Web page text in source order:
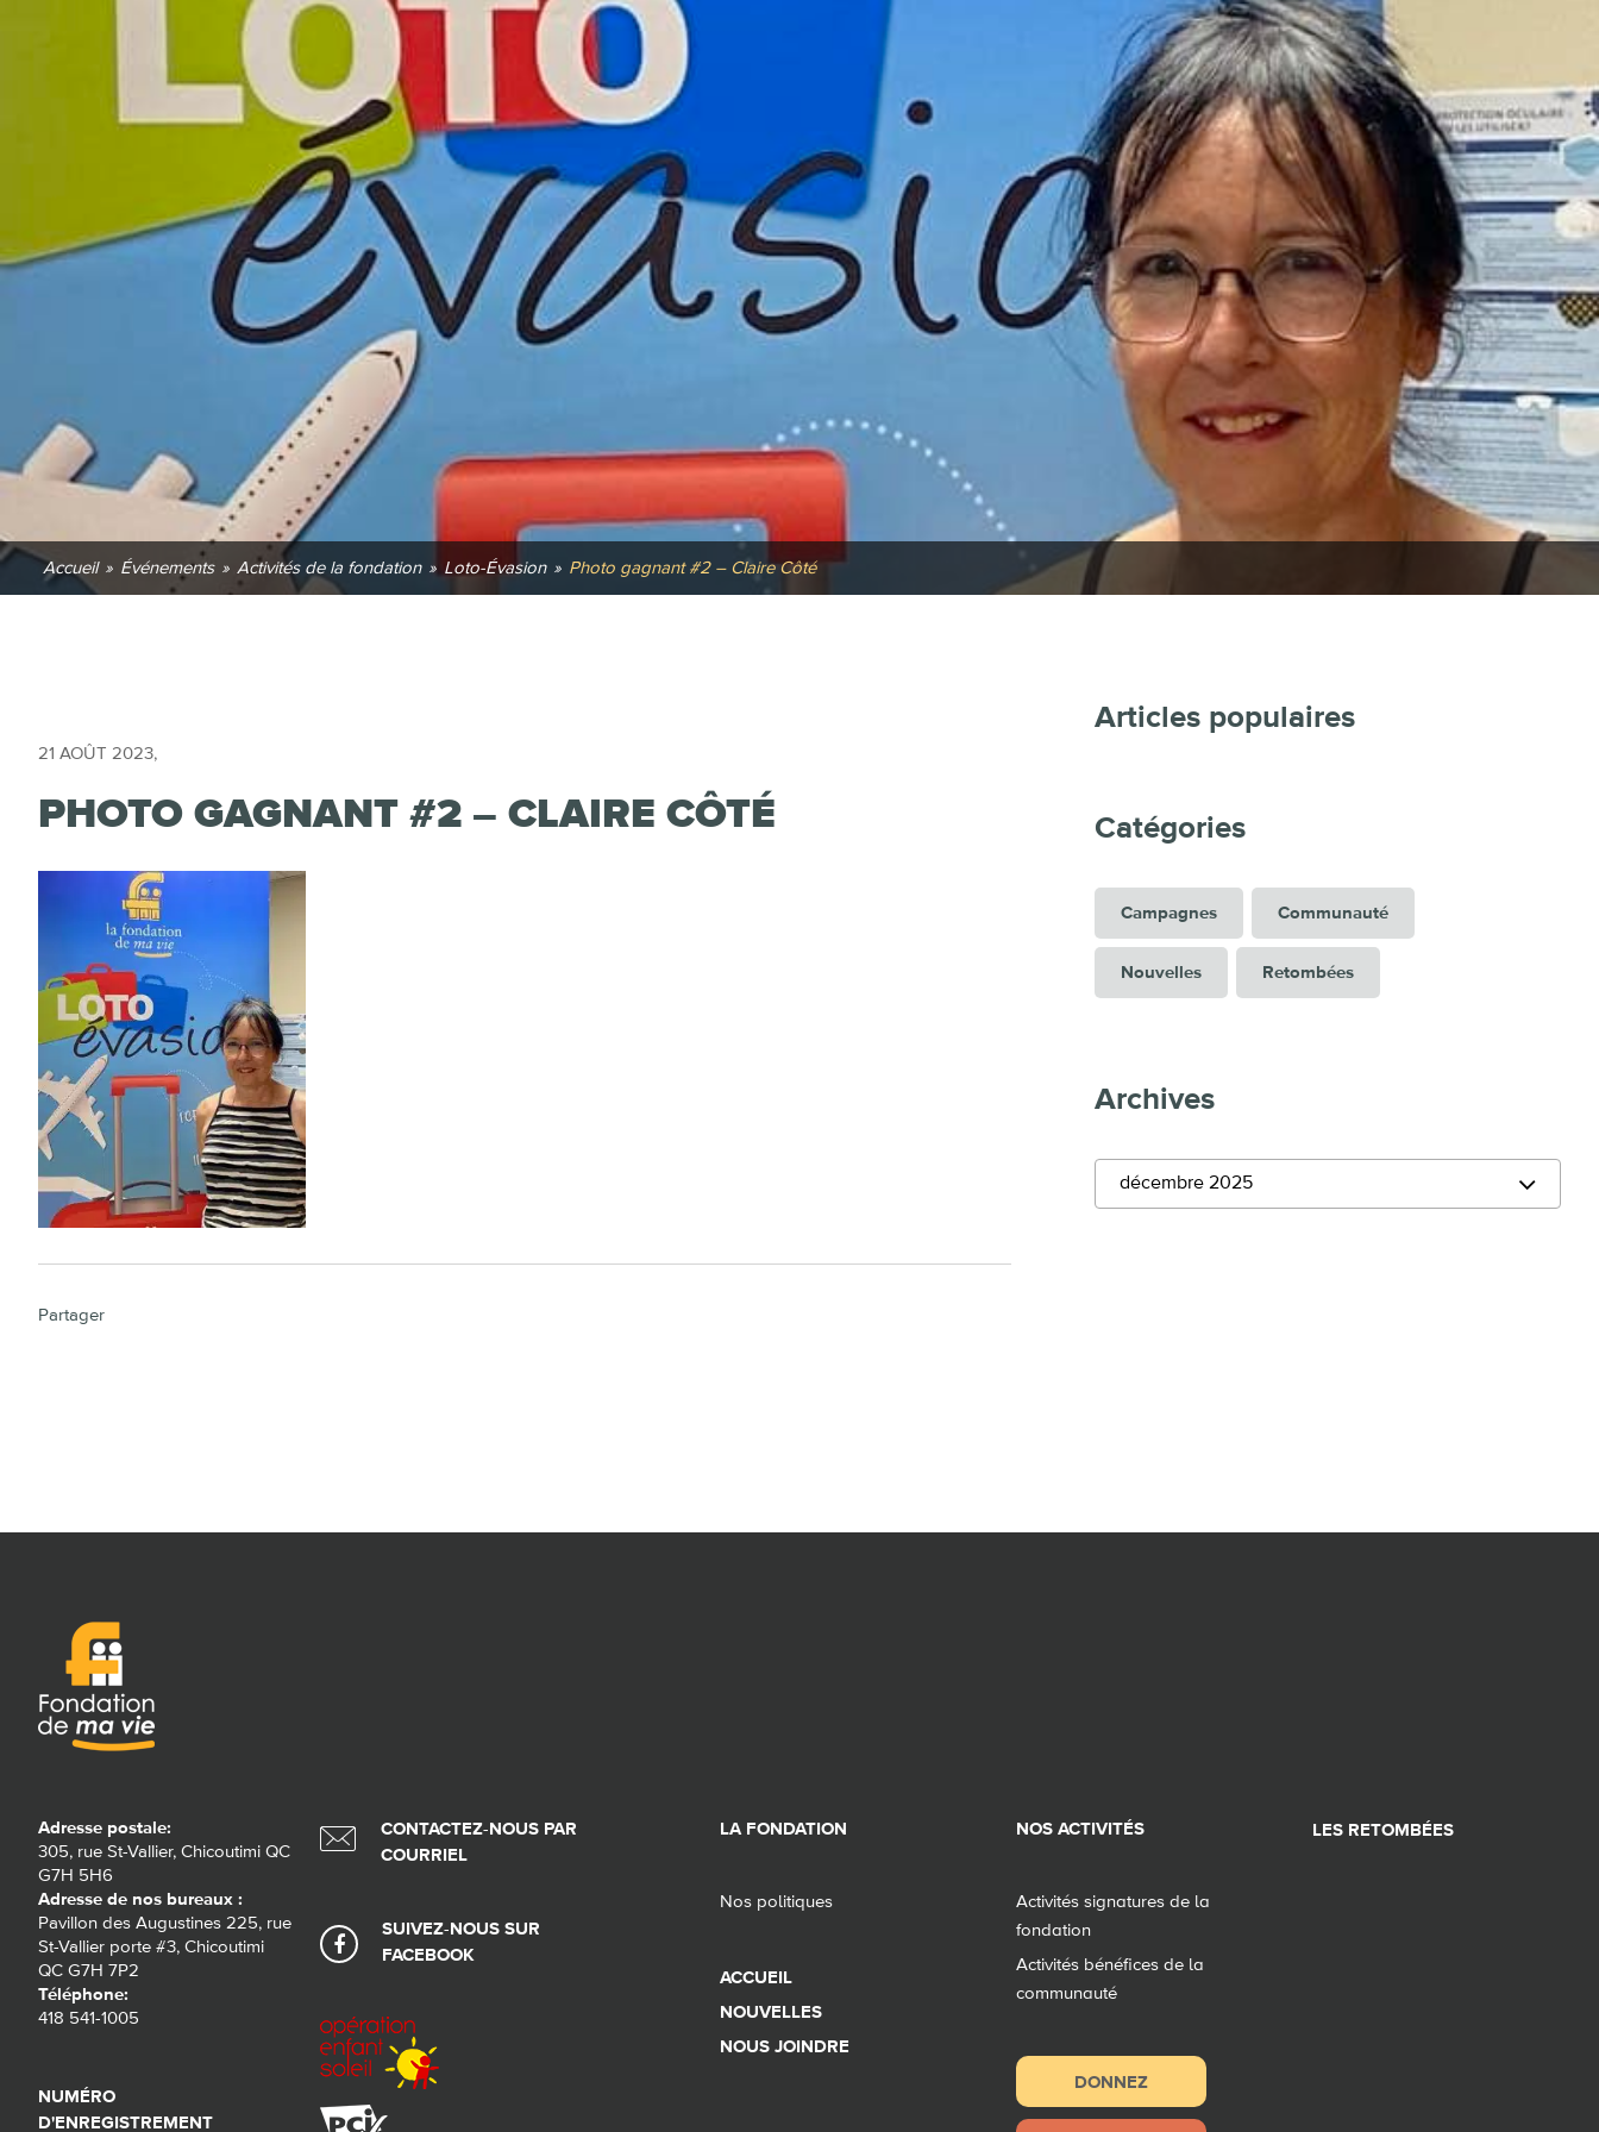
Accueil » Événements » Activités de la fondation » Loto-Évasion » Photo gagnant #2 – Claire Côté
21 AOÛT 2023,
PHOTO GAGNANT #2 – CLAIRE CÔTÉ
Partager
Articles populaires
Catégories
Campagnes Communauté
Nouvelles Retombées
Archives
décembre 2025
Adresse postale:
305, rue St-Vallier, Chicoutimi QC
G7H 5H6
Adresse de nos bureaux :
Pavillon des Augustines 225, rue
St-Vallier porte #3, Chicoutimi
QC G7H 7P2
Téléphone:
418 541-1005
NUMÉRO
D'ENREGISTREMENT
CONTACTEZ-NOUS PAR
COURRIEL
SUIVEZ-NOUS SUR
FACEBOOK
LA FONDATION
Nos politiques
ACCUEIL
NOUVELLES
NOUS JOINDRE
NOS ACTIVITÉS
Activités signatures de la
fondation
Activités bénéfices de la
communauté
DONNEZ
LES RETOMBÉES